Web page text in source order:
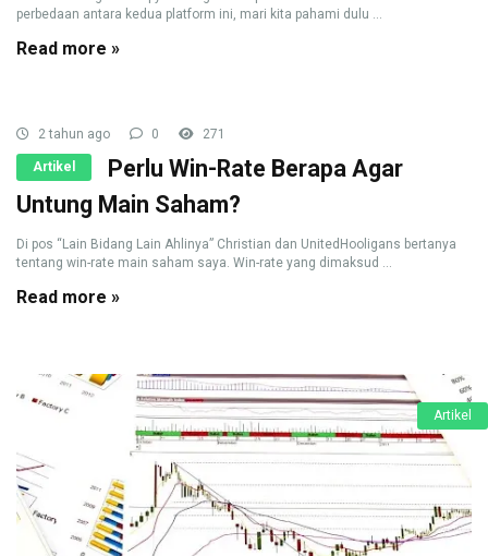
perbedaan antara kedua platform ini, mari kita pahami dulu ...
Read more »
2 tahun ago 0 271
Artikel
Perlu Win-Rate Berapa Agar
Untung Main Saham?
Di pos “Lain Bidang Lain Ahlinya” Christian dan UnitedHooligans bertanya
tentang win-rate main saham saya. Win-rate yang dimaksud ...
Read more »
Artikel